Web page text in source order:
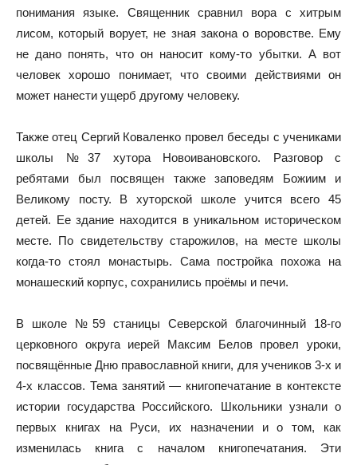
понимания языке. Священник сравнил вора с хитрым
лисом, который ворует, не зная закона о воровстве. Ему
не дано понять, что он наносит кому-то убытки. А вот
человек хорошо понимает, что своими действиями он
может нанести ущерб другому человеку.
Также отец Сергий Коваленко провел беседы с учениками
школы №37 хутора Новоивановского. Разговор с
ребятами был посвящен также заповедям Божиим и
Великому посту. В хуторской школе учится всего 45
детей. Ее здание находится в уникальном историческом
месте. По свидетельству старожилов, на месте школы
когда-то стоял монастырь. Сама постройка похожа на
монашеский корпус, сохранились проёмы и печи.
В школе №59 станицы Северской благочинный 18-го
церковного округа иерей Максим Белов провел уроки,
посвящённые Дню православной книги, для учеников 3-х и
4-х классов. Тема занятий — книгопечатание в контексте
истории государства Российского. Школьники узнали о
первых книгах на Руси, их назначении и о том, как
изменилась книга с началом книгопечатания. Эти